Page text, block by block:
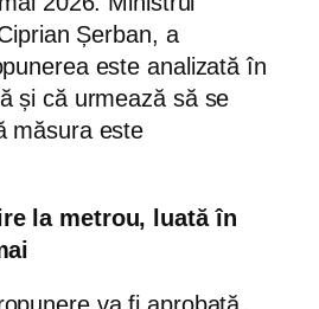
Șerban, a
este analizată în
și că urmează să se
măsura este
la metrou, luată în